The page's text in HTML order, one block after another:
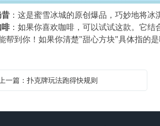
：这是蜜雪冰城的原创爆品，巧妙地将
：如果你喜欢咖啡，可以试试这款。它结
帮到你！如果你清楚"甜心方块"具体指的
一篇：扑克牌玩法跑得快规则